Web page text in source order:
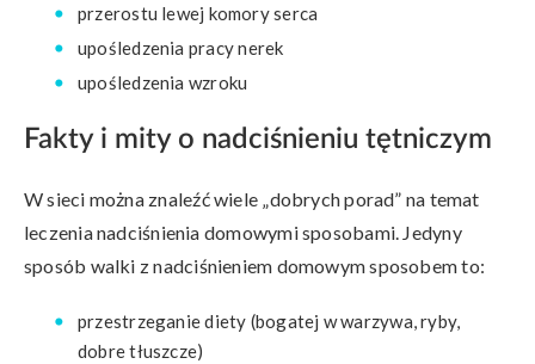
przerostu lewej komory serca
upośledzenia pracy nerek
upośledzenia wzroku
Fakty i mity o nadciśnieniu tętniczym
W sieci można znaleźć wiele „dobrych porad” na temat
leczenia nadciśnienia domowymi sposobami. Jedyny
sposób walki z nadciśnieniem domowym sposobem to:
przestrzeganie diety (bogatej w warzywa, ryby,
dobre tłuszcze)